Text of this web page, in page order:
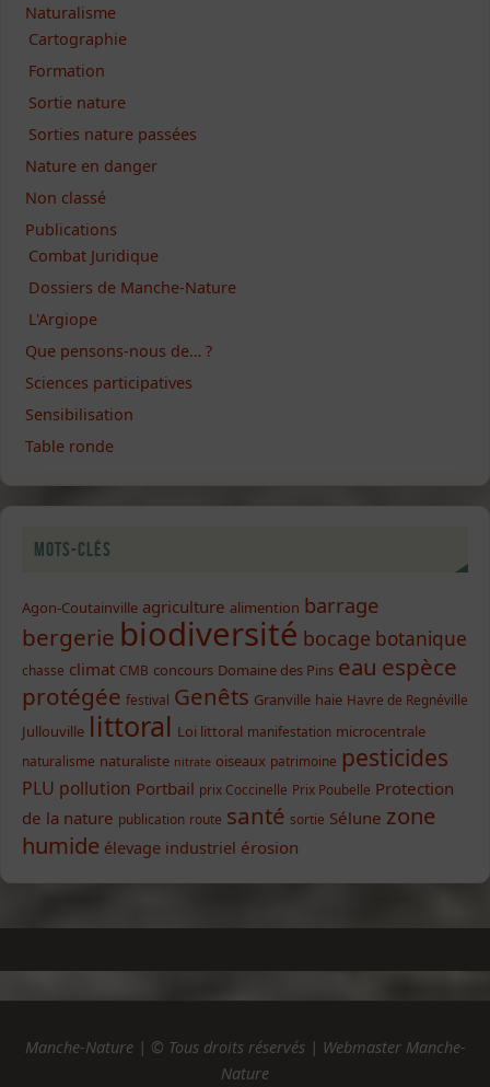
Naturalisme
Cartographie
Formation
Sortie nature
Sorties nature passées
Nature en danger
Non classé
Publications
Combat Juridique
Dossiers de Manche-Nature
L'Argiope
Que pensons-nous de… ?
Sciences participatives
Sensibilisation
Table ronde
Mots-clés
Agon-Coutainville agriculture alimention barrage
bergerie biodiversité bocage botanique
chasse climat CMB concours Domaine des Pins eau espèce
protégée festival Genêts Granville haie Havre de Regnéville
Jullouville littoral Loi littoral manifestation microcentrale
naturalisme naturaliste nitrate oiseaux patrimoine pesticides
PLU pollution Portbail prix Coccinelle Prix Poubelle Protection
de la nature publication route santé sortie Sélune zone
humide élevage industriel érosion
Manche-Nature | © Tous droits réservés | Webmaster Manche-
Nature